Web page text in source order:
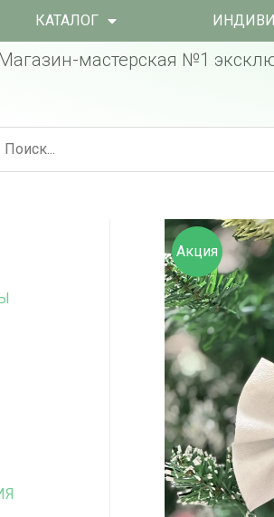
КАТАЛОГ
мастерская №1
Акция